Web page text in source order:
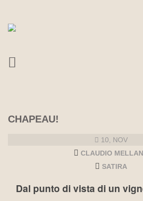
CHAPEAU!
10, NOV
CLAUDIO
SATIRA
Dal punto di vista di un